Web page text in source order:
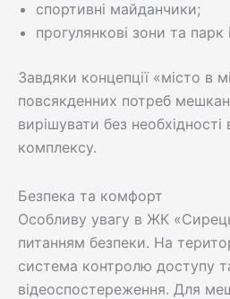
спортивні майданчики;
прогулянкові зони та
Завдяки концепції «місто в
повсякденних потреб
вирішувати без
комплексу.
Безпека та комфорт
Особливу увагу в ЖК
питанням безпеки. На
система контролю доступу
відеоспостереження. Для